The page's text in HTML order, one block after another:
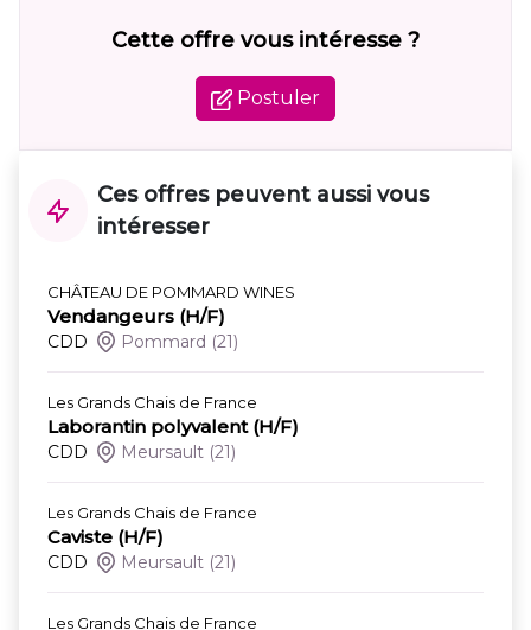
Cette offre vous intéresse ?
Postuler
Ces offres peuvent aussi vous
intéresser
CHÂTEAU DE POMMARD WINES
Vendangeurs (H/F)
CDD Pommard (21)
Les Grands Chais de France
Laborantin polyvalent (H/F)
CDD Meursault (21)
Les Grands Chais de France
Caviste (H/F)
CDD Meursault (21)
Les Grands Chais de France